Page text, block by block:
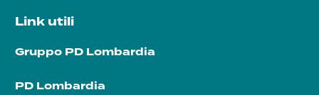
Link utili
Gruppo PD Lombardia
PD Lombardia